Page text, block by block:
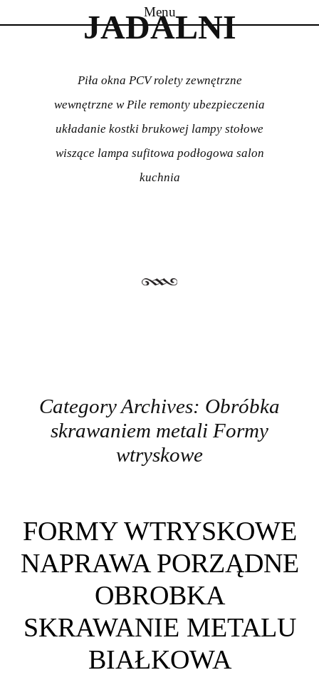
Menu
JADALNI
Piła okna PCV rolety zewnętrzne
wewnętrzne w Pile remonty ubezpieczenia
układanie kostki brukowej lampy stołowe
wiszące lampa sufitowa podłogowa salon
kuchnia
Category Archives: Obróbka
skrawaniem metali Formy
wtryskowe
FORMY WTRYSKOWE
NAPRAWA PORZĄDNE
OBROBKA
SKRAWANIE METALU
BIAŁKOWA